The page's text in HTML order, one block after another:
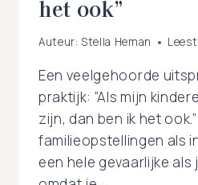
het ook”
Auteur: Stella Heman
Een veelgehoorde
praktijk: “Als mijn
zijn, dan ben ik het
familieopstellingen als
een hele gevaarlijke als